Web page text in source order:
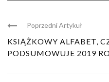
Poprzedni Artykuł
KSIĄŻKOWY ALFABET,
PODSUMOWUJE 2019